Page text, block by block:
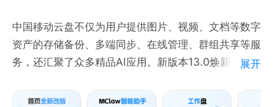
的语言。
节省移动数据流量并加快网页加载速度。启用精简模式
图片、视频和网站，同时又不会有损这些内容的质量。
中国移动云盘不仅为用户提供图片、视频、文档等数字
资产的存储备份、多端同步、在线管理、群组共享等服
务，还汇聚了众多精品AI应用。新版本13.0焕新升
【全新升级】
展开